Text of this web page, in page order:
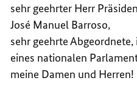
sehr geehrter Herr
José Manuel Barroso,
sehr geehrte
eines nationalen
meine Damen und Herren!